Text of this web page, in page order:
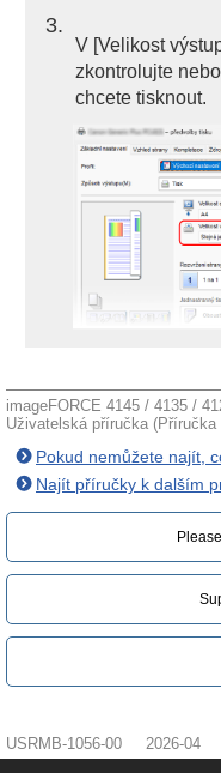
3
V [Velikost
zkontrolujte
chcete tisknout.
imageFORCE 4145 / 4135 /
Uživatelská příručka (Příručka
Pokud nemůžete najít,
Najít příručky k dalším
USRMB-1056-00 2026-04